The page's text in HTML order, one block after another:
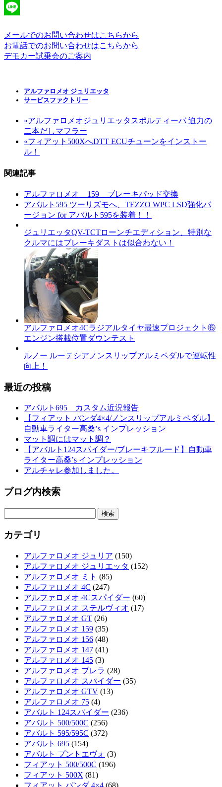
Facebook
メールでのお問い合わせはこちらから
お電話でのお問い合わせはこちらから
デモカー試乗会のご案内
アルファロメオ ジュリエッタ
サービスファクトリー
»アルファロメオジュリエッタスポルティーバ 迫力の
二本だしマフラー
«フィアット500XへDTT ECUチューンをインストー
ル！
関連記事
アルファロメオ 159 ブレーキパッド交換
アバルト595 ツーリズモへ、TEZZO WPC LSD強化バ
ージョン for アバルト595を装着！！
ジュリエッタQV-TCTローンチエディション、特別な
クルマにはブレーキダストは似合わない！
アルファロメオ4Cラジアルタイヤ最速プロジェクト⑥
エンジン搭載位置ダウンテスト
ルノー ルーテシアノンスリップアルミペダルで運転性
向上！
最近の投稿
アバルト695 カスタム近況報告
【フィアット パンダ4×4/ノンスリップアルミペダル】
自動車ライター高桑’s インプレッション
マット調にはマット調？
【アバルト124スパイダー/ブレーキフルード】自動車
ライター高桑’s インプレッション
アルチャレ参加しました。
ブログ内検索
カテゴリ
アルファロメオ ジュリア (150)
アルファロメオ ジュリエッタ (152)
アルファロメオ ミト (85)
アルファロメオ 4C (247)
アルファロメオ 4Cスパイダー (60)
アルファロメオ ステルヴィオ (17)
アルファロメオ GT (26)
アルファロメオ 159 (35)
アルファロメオ 156 (48)
アルファロメオ 147 (41)
アルファロメオ 145 (3)
アルファロメオ ブレラ (28)
アルファロメオ スパイダー (35)
アルファロメオ GTV (13)
アルファロメオ 75 (4)
アバルト 124スパイダー (236)
アバルト 500/500C (256)
アバルト 595/595C (372)
アバルト 695 (154)
アバルト プントエヴォ (3)
フィアット 500/500C (196)
フィアット 500X (81)
フィアット パンダ 4×4 (68)